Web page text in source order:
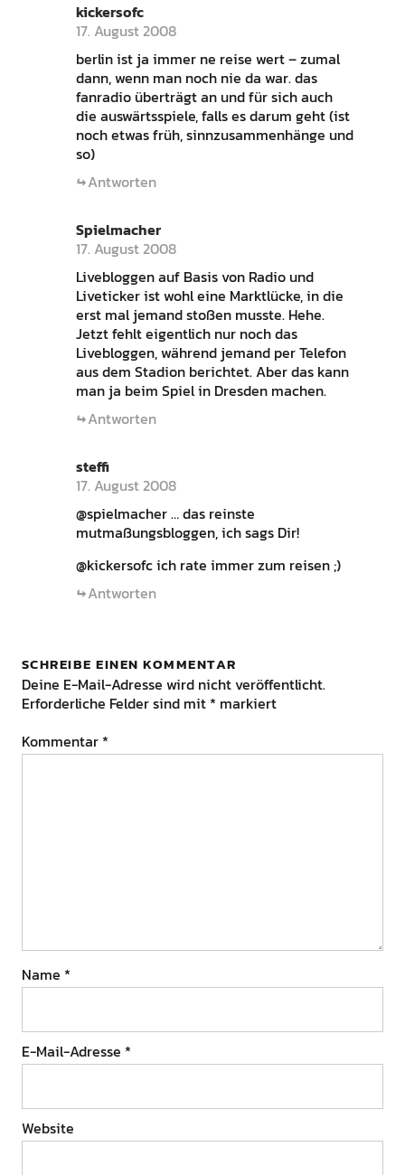
kickersofc
17. August 2008
berlin ist ja immer ne reise wert – zumal
dann, wenn man noch nie da war. das
fanradio überträgt an und für sich auch
die auswärtsspiele, falls es darum geht (ist
noch etwas früh, sinnzusammenhänge und
so)
Antworten
Spielmacher
17. August 2008
Livebloggen auf Basis von Radio und
Liveticker ist wohl eine Marktlücke, in die
erst mal jemand stoßen musste. Hehe.
Jetzt fehlt eigentlich nur noch das
Livebloggen, während jemand per Telefon
aus dem Stadion berichtet. Aber das kann
man ja beim Spiel in Dresden machen.
Antworten
steffi
17. August 2008
@spielmacher … das reinste
mutmaßungsbloggen, ich sags Dir!
@kickersofc ich rate immer zum reisen ;)
Antworten
SCHREIBE EINEN KOMMENTAR
Deine E-Mail-Adresse wird nicht veröffentlicht.
Erforderliche Felder sind mit * markiert
Kommentar *
Name *
E-Mail-Adresse *
Website